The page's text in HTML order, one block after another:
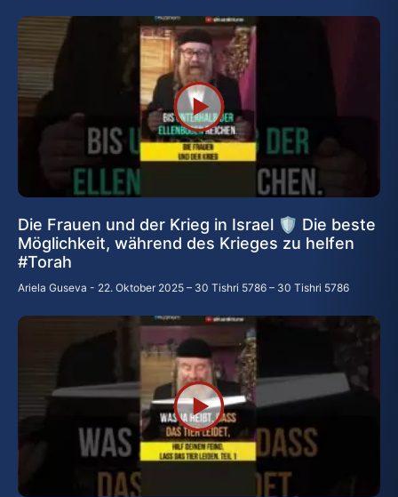
Die Frauen und der Krieg in Israel 🛡️ Die beste
Möglichkeit, während des Krieges zu helfen
#Torah
Ariela Guseva 22. Oktober 2025 – 30 Tishri 5786 – 30 Tishri 5786